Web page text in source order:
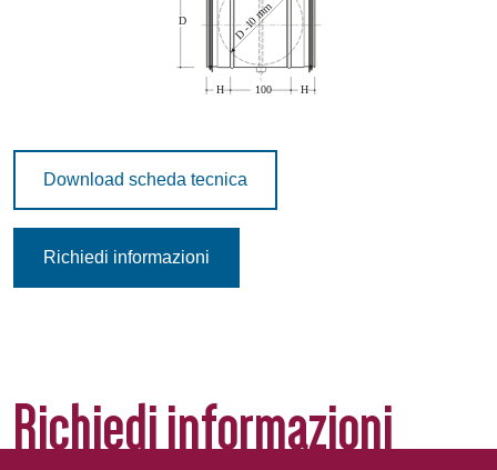
Download scheda tecnica
Richiedi informazioni
Richiedi informazioni